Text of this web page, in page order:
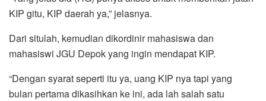
KIP gitu, KIP daerah ya,” jelasnya.
Dari situlah, kemudian dikordinir mahasiswa dan
mahasiswi JGU Depok yang ingin mendapat KIP.
“Dengan syarat seperti itu ya, uang KIP nya tapi yang
bulan pertama dikasihkan ke ini, ada lah salah satu